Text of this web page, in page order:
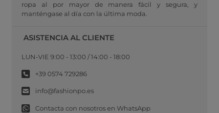
ropa al por mayor de manera fácil y segura, y
manténgase al día con la última moda.
ASISTENCIA AL CLIENTE
LUN-VIE 9:00 - 13:00 / 14:00 - 18:00
+39 0574 729286
info@fashionpo.es
Contacta con nosotros en WhatsApp